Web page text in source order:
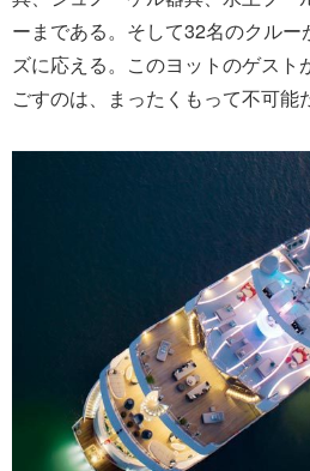
ーまである。そして32名のクル
ズに応える。このヨットのゲスト
ごすのは、まったくもって不可能